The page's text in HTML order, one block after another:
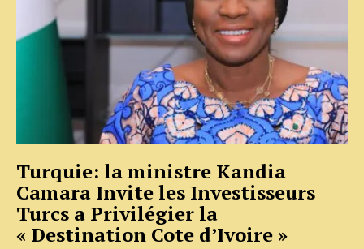
Turquie: la ministre Kandia
Camara Invite les Investisseurs
Turcs a Privilégier la
« Destination Cote d’Ivoire »